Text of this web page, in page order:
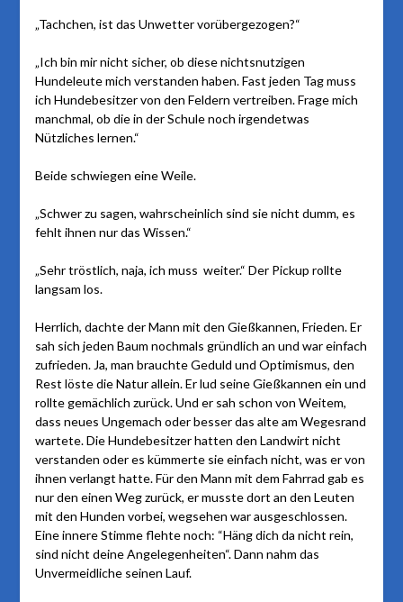
„Tachchen, ist das Unwetter vorübergezogen?“
„Ich bin mir nicht sicher, ob diese nichtsnutzigen
Hundeleute mich verstanden haben. Fast jeden Tag muss
ich Hundebesitzer von den Feldern vertreiben. Frage mich
manchmal, ob die in der Schule noch irgendetwas
Nützliches lernen.“
Beide schwiegen eine Weile.
„Schwer zu sagen, wahrscheinlich sind sie nicht dumm, es
fehlt ihnen nur das Wissen.“
„Sehr tröstlich, naja, ich muss weiter.“ Der Pickup rollte
langsam los.
Herrlich, dachte der Mann mit den Gießkannen, Frieden. Er
sah sich jeden Baum nochmals gründlich an und war einfach
zufrieden. Ja, man brauchte Geduld und Optimismus, den
Rest löste die Natur allein. Er lud seine Gießkannen ein und
rollte gemächlich zurück. Und er sah schon von Weitem,
dass neues Ungemach oder besser das alte am Wegesrand
wartete. Die Hundebesitzer hatten den Landwirt nicht
verstanden oder es kümmerte sie einfach nicht, was er von
ihnen verlangt hatte. Für den Mann mit dem Fahrrad gab es
nur den einen Weg zurück, er musste dort an den Leuten
mit den Hunden vorbei, wegsehen war ausgeschlossen.
Eine innere Stimme flehte noch: “Häng dich da nicht rein,
sind nicht deine Angelegenheiten“. Dann nahm das
Unvermeidliche seinen Lauf.